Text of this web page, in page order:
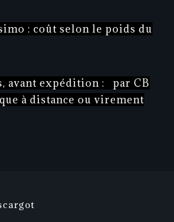
: coût selon le poids du
avant expédition : par CB
à distance ou virement